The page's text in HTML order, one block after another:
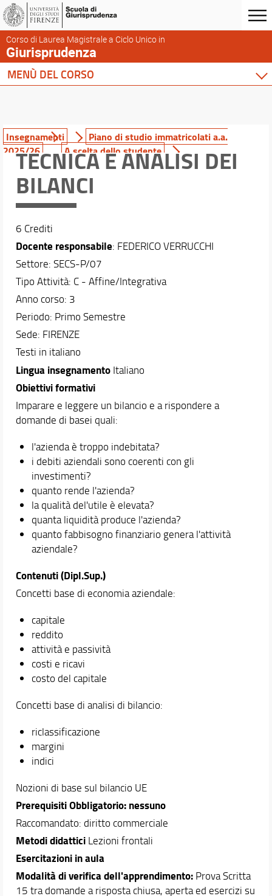
Corso di Laurea Magistrale a Ciclo Unico in
Giurisprudenza
MENÙ DEL CORSO
Didattica
Insegnamenti
Ricerca insegnamenti
Didattica innovativa
Esami di profitto
Conoscenza di altre lingue
Conoscenze informatiche
Le attività a scelta libera
Il piano di studio
Passaggi da altro corso di studio
Orientamento
Tirocini
Anticipazione della pratica forense
Anticipazione della pratica Consulente del Lavoro
Anticipazione della pratica per l’accesso alla
Mobilità internazionale
Tutorato didattico
Docenti
Orario e calendari
Comunicare con la Scuola
Insegnamenti
Piano di studio immatricolati a.a.
2025/26
A scelta dello studente
TECNICA E ANALISI DEI
BILANCI
6 Crediti
Docente responsabile: FEDERICO VERRUCCHI
Settore: SECS-P/07
Tipo Attività: C - Affine/Integrativa
Anno corso: 3
Periodo: Primo Semestre
Sede: FIRENZE
Testi in italiano
Lingua insegnamentoItaliano
Obiettivi formativi
Imparare e leggere un bilancio e a rispondere a
domande di basei quali:
l'azienda è troppo indebitata?
i debiti aziendali sono coerenti con gli
investimenti?
quanto rende l'azienda?
la qualità del'utile è elevata?
quanta liquidità produce l'azienda?
quanto fabbisogno finanziario genera l'attività
aziendale?
Contenuti (Dipl.Sup.)
Concetti base di economia aziendale:
capitale
reddito
attività e passività
costi e ricavi
costo del capitale
Concetti base di analisi di bilancio:
riclassificazione
margini
indici
Nozioni di base sul bilancio UE
Prerequisiti Obbligatorio: nessuno
Raccomandato: diritto commerciale
Metodi didattici Lezioni frontali
Esercitazioni in aula
Modalità di verifica dell'apprendimento: Prova Scritta
15 tra domande a risposta chiusa, aperta ed esercizi su